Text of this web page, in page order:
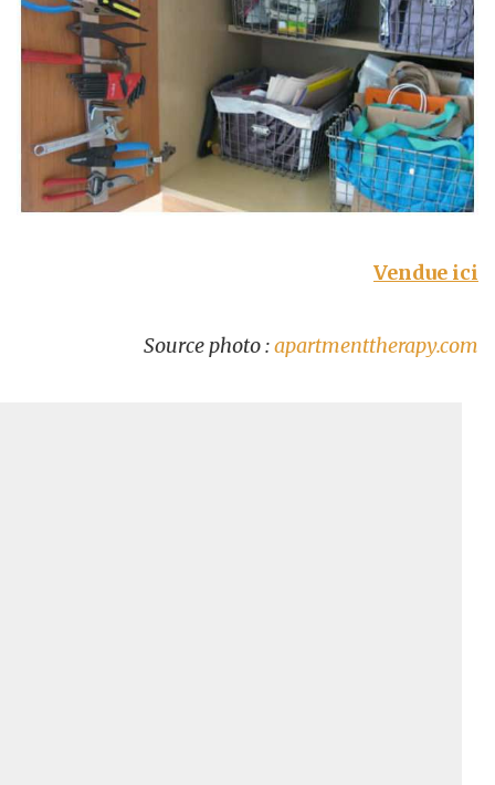
Vendue ici
Source photo :apartmenttherapy.com